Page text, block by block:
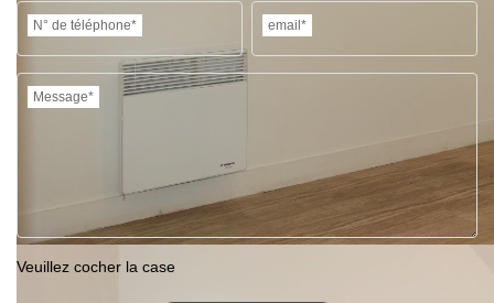
N° de téléphone* email*
Message*
Veuillez cocher la case